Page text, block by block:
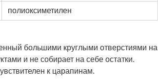
полиоксиметилен
большими круглыми отверстиями на
и не собирает на себе остатки.
к царапинам.